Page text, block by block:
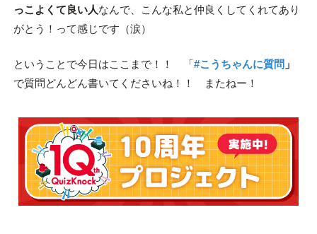
っこよくて良い人なんで、こんな私と仲良くしてくれてあり
がとう！って感じです（涙）
ということで今日はここまで！！ 「#こうちゃんに質問 」
で質問どんどん書いてくださいね！！ またねー！